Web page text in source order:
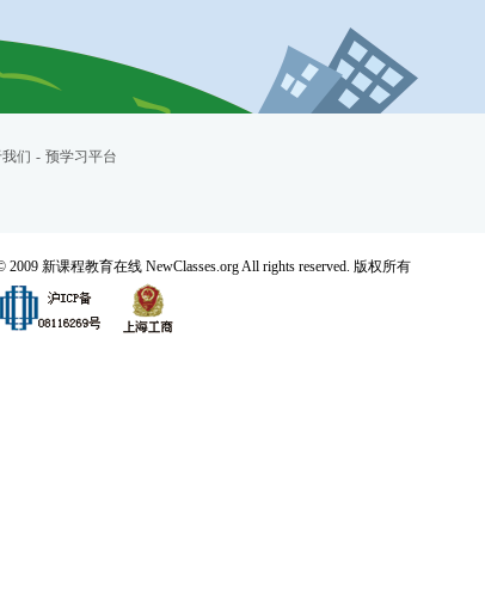
们 - 预学习平台
新课程教育在线 NewClasses.org All rights reserved. 版权所有